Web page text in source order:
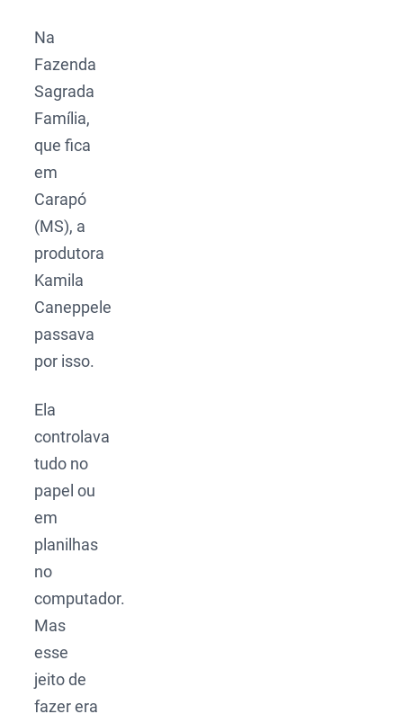
Na
Fazenda
Sagrada
Família,
que fica
em
Carapó
(MS), a
produtora
Kamila
Caneppele
passava
por isso.
Ela
controlava
tudo no
papel ou
em
planilhas
no
computador.
Mas
esse
jeito de
fazer era